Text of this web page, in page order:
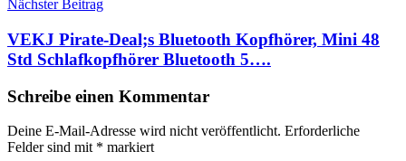
Nächster Beitrag
VEKJ Pirate-Deal;s Bluetooth Kopfhörer, Mini 48
Std Schlafkopfhörer Bluetooth 5….
Schreibe einen Kommentar
Deine E-Mail-Adresse wird nicht veröffentlicht. Erforderliche
Felder sind mit * markiert